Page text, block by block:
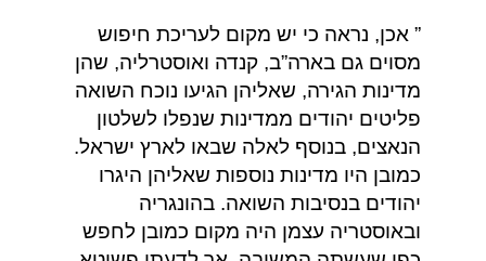
” אכן, נראה כי יש מקום לעריכת חיפוש
מסוים גם בארה”ב, קנדה ואוסטרליה, שהן
מדינות הגירה, שאליהן הגיעו נוכח השואה
פליטים יהודים ממדינות שנפלו לשלטון
הנאצים, בנוסף לאלה שבאו לארץ ישראל.
כמובן היו מדינות נוספות שאליהן היגרו
יהודים בנסיבות השואה. בהונגריה
ובאוסטריה עצמן היה מקום כמובן לחפש